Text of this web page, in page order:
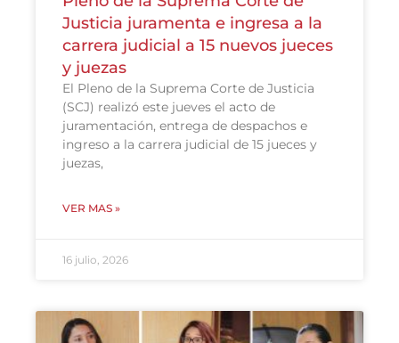
Justicia juramenta e ingresa a la
carrera judicial a 15 nuevos jueces
y juezas
El Pleno de la Suprema Corte de Justicia
(SCJ) realizó este jueves el acto de
juramentación, entrega de despachos e
ingreso a la carrera judicial de 15 jueces y
juezas,
VER MAS »
16 julio, 2026